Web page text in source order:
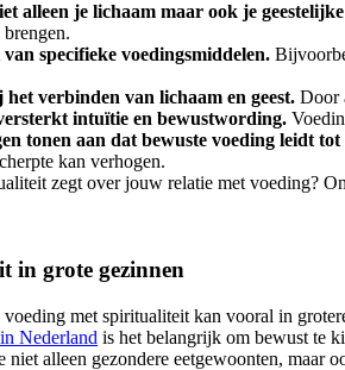
alleen je lichaam maar ook je
specifieke voedingsmiddelen.
verbinden van lichaam en geest. Door
intuïtie en bewustwording.
tonen aan dat bewuste voeding leidt tot
kan verhogen.
zegt over jouw relatie met voeding?
in grote gezinnen
met spiritualiteit kan vooral in
Nederland is het belangrijk om bewust te
niet alleen gezondere eetgewoonten, maar